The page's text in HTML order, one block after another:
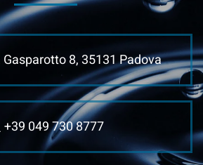
8, 35131 Padova
+39 049 730 8777